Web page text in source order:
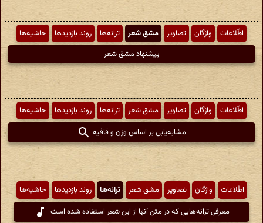
اطّلاعات واژگان تصاویر مشق شعر ترانه‌ها روند بازدیدها
حاشیه‌ها
پیشنهاد مشق شعر
اطّلاعات واژگان تصاویر مشق شعر ترانه‌ها روند بازدیدها
حاشیه‌ها
مشابه‌یابی بر اساس وزن و قافیه
اطّلاعات واژگان تصاویر مشق شعر ترانه‌ها روند بازدیدها
حاشیه‌ها
معرفی ترانه‌هایی که در متن آنها از این شعر استفاده شده است